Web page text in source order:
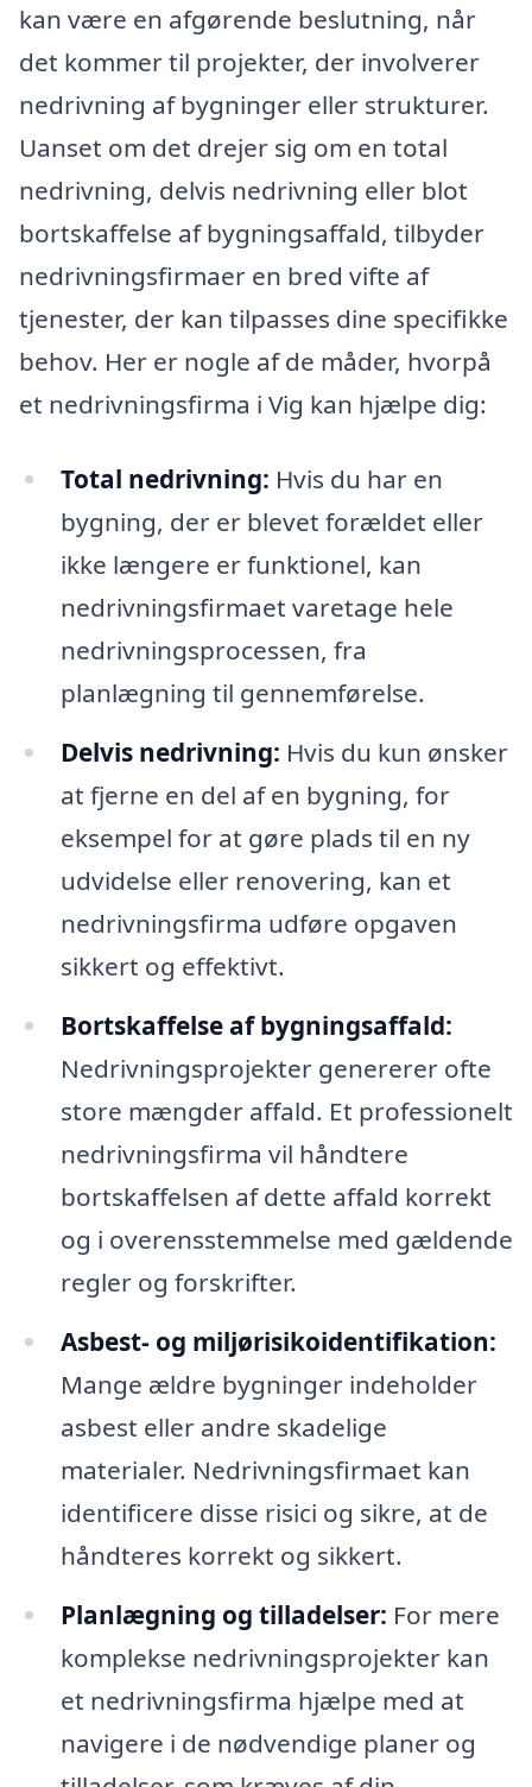
kan være en afgørende beslutning, når
det kommer til projekter, der involverer
nedrivning af bygninger eller strukturer.
Uanset om det drejer sig om en total
nedrivning, delvis nedrivning eller blot
bortskaffelse af bygningsaffald, tilbyder
nedrivningsfirmaer en bred vifte af
tjenester, der kan tilpasses dine specifikke
behov. Her er nogle af de måder, hvorpå
et nedrivningsfirma i Vig kan hjælpe dig:
Total nedrivning: Hvis du har en
bygning, der er blevet forældet eller
ikke længere er funktionel, kan
nedrivningsfirmaet varetage hele
nedrivningsprocessen, fra
planlægning til gennemførelse.
Delvis nedrivning: Hvis du kun ønsker
at fjerne en del af en bygning, for
eksempel for at gøre plads til en ny
udvidelse eller renovering, kan et
nedrivningsfirma udføre opgaven
sikkert og effektivt.
Bortskaffelse af bygningsaffald:
Nedrivningsprojekter genererer ofte
store mængder affald. Et professionelt
nedrivningsfirma vil håndtere
bortskaffelsen af dette affald korrekt
og i overensstemmelse med gældende
regler og forskrifter.
Asbest- og miljørisikoidentifikation:
Mange ældre bygninger indeholder
asbest eller andre skadelige
materialer. Nedrivningsfirmaet kan
identificere disse risici og sikre, at de
håndteres korrekt og sikkert.
Planlægning og tilladelser: For mere
komplekse nedrivningsprojekter kan
et nedrivningsfirma hjælpe med at
navigere i de nødvendige planer og